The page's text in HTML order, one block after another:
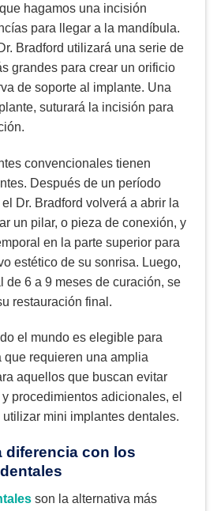
hagamos una incisión
para llegar a la mandíbula.
Bradford utilizará una serie de
grandes para crear un orificio
de soporte al implante. Una
suturará la incisión para
convencionales tienen
Después de un período
Dr. Bradford volverá a abrir la
un pilar, o pieza de conexión, y
en la parte superior para
estético de su sonrisa. Luego,
de 6 a 9 meses de curación, se
restauración final.
el mundo es elegible para
que requieren una amplia
aquellos que buscan evitar
procedimientos adicionales, el
utilizar mini implantes dentales.
diferencia con los
son la alternativa más